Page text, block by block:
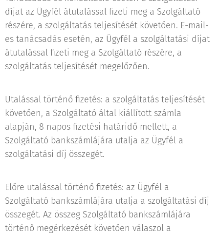
díjat az Ügyfél átutalással fizeti meg a Szolgáltató
részére, a szolgáltatás teljesítését követően. E-mail-
es tanácsadás esetén, az Ügyfél a szolgáltatási díjat
átutalással fizeti meg a Szolgáltató részére, a
szolgáltatás teljesítését megelőzően.
Utalással történő fizetés: a szolgáltatás teljesítését
követően, a Szolgáltató által kiállított számla
alapján, 8 napos fizetési határidő mellett, a
Szolgáltató bankszámlájára utalja az Ügyfél a
szolgáltatási díj összegét.
Előre utalással történő fizetés: az Ügyfél a
Szolgáltató bankszámlájára utalja a szolgáltatási díj
összegét. Az összeg Szolgáltató bankszámlájára
történő megérkezését követően válaszol a